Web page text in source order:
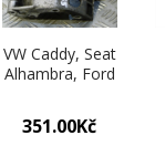
VW Caddy, Seat
Alhambra, Ford
1996-2000
1.9TDI
351.00Kč